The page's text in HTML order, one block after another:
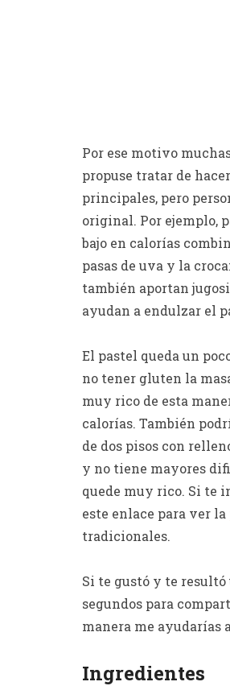
Por ese motivo
propuse tratar de
principales, pero
original. Por ejemplo,
bajo en calorías
pasas de uva y la
también aportan
ayudan a endulzar el
El pastel queda un
no tener gluten la
muy rico de esta
calorías. También
de dos pisos con
y no tiene mayores
quede muy rico. Si te
este enlace para ver la
tradicionales.
Si te gustó y te
segundos para
manera me ayudarías
Ingredientes